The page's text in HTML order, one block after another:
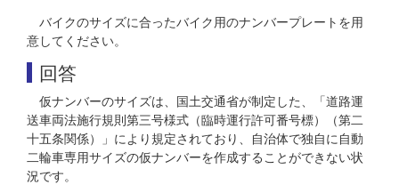
バイクのサイズに合ったバイク用のナンバープレートを用
意してください。
回答
仮ナンバーのサイズは、国土交通省が制定した、「道路運
送車両法施行規則第三号様式（臨時運行許可番号標）（第二
十五条関係）」により規定されており、自治体で独自に自動
二輪車専用サイズの仮ナンバーを作成することができない状
況です。